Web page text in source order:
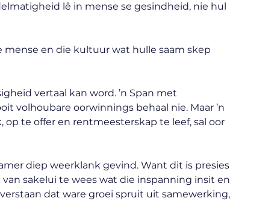
lê in mense se gesindheid, nie hul
en die kultuur wat hulle saam skep
vertaal kan word. ’n Span met
volhoubare oorwinnings behaal nie. Maar ’n
te offer en rentmeesterskap te leef, sal oor
diep weerklank gevind. Want dit is presies
sakelui te wees wat die inspanning insit en
dat ware groei spruit uit samewerking,